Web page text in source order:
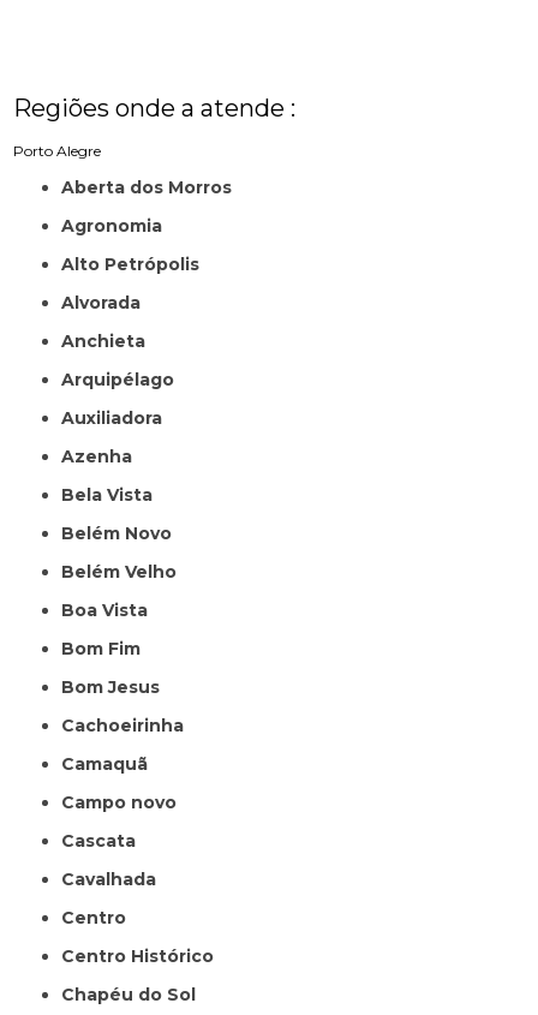
Regiões onde a atende :
Porto Alegre
Aberta dos Morros
Agronomia
Alto Petrópolis
Alvorada
Anchieta
Arquipélago
Auxiliadora
Azenha
Bela Vista
Belém Novo
Belém Velho
Boa Vista
Bom Fim
Bom Jesus
Cachoeirinha
Camaquã
Campo novo
Cascata
Cavalhada
Centro
Centro Histórico
Chapéu do Sol